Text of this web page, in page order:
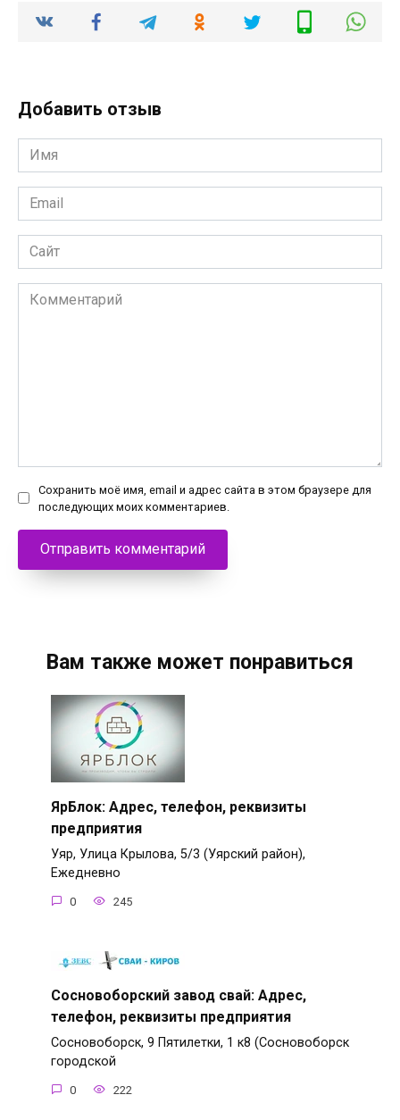
Добавить отзыв
Имя
*
Email
*
Сайт
Комментарий
Сохранить моё имя, email и адрес сайта в этом браузере для
последующих моих комментариев.
Вам также может понравиться
ЯрБлок: Адрес, телефон, реквизиты
предприятия
Уяр, Улица Крылова, 5/3 (Уярский район),
Ежедневно
0 245
Сосновоборский завод свай: Адрес,
телефон, реквизиты предприятия
Сосновоборск, 9 Пятилетки, 1 к8 (Сосновоборск
городской
0 222